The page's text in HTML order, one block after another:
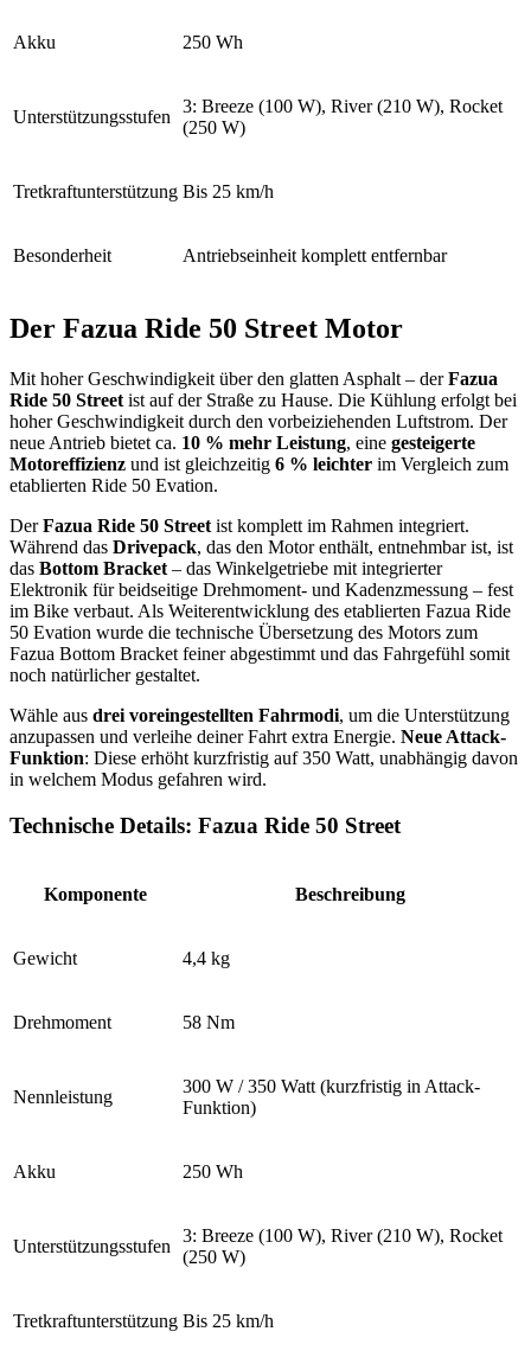
Akku 250 Wh
Unterstützungsstufen
3: Breeze (100 W), River (210 W), Rocket
(250 W)
Tretkraftunterstützung Bis 25 km/h
Besonderheit Antriebseinheit komplett entfernbar
Der Fazua Ride 50 Street Motor
Mit hoher Geschwindigkeit über den glatten Asphalt – derFazua
Ride 50 Street ist auf der Straße zu Hause. Die Kühlung erfolgt bei
hoher Geschwindigkeit durch den vorbeiziehenden Luftstrom. Der
neue Antrieb bietet ca. 10 % mehr Leistung, eine gesteigerte
Motoreffizienz und ist gleichzeitig 6 % leichter im Vergleich zum
etablierten Ride 50 Evation.
DerFazua Ride 50 Street ist komplett im Rahmen integriert.
Während das Drivepack, das den Motor enthält, entnehmbar ist, ist
das Bottom Bracket – das Winkelgetriebe mit integrierter
Elektronik für beidseitige Drehmoment- und Kadenzmessung – fest
im Bike verbaut. Als Weiterentwicklung des etablierten Fazua Ride
50 Evation wurde die technische Übersetzung des Motors zum
Fazua Bottom Bracket feiner abgestimmt und das Fahrgefühl somit
noch natürlicher gestaltet.
Wähle aus drei voreingestellten Fahrmodi, um die Unterstützung
anzupassen und verleihe deiner Fahrt extra Energie. Neue Attack-
Funktion: Diese erhöht kurzfristig auf 350 Watt, unabhängig davon
in welchem Modus gefahren wird.
Technische Details: Fazua Ride 50 Street
Komponente Beschreibung
Gewicht 4,4 kg
Drehmoment 58 Nm
Nennleistung
300 W / 350 Watt (kurzfristig in Attack-
Funktion)
Akku 250 Wh
Unterstützungsstufen
3: Breeze (100 W), River (210 W), Rocket
(250 W)
Tretkraftunterstützung Bis 25 km/h